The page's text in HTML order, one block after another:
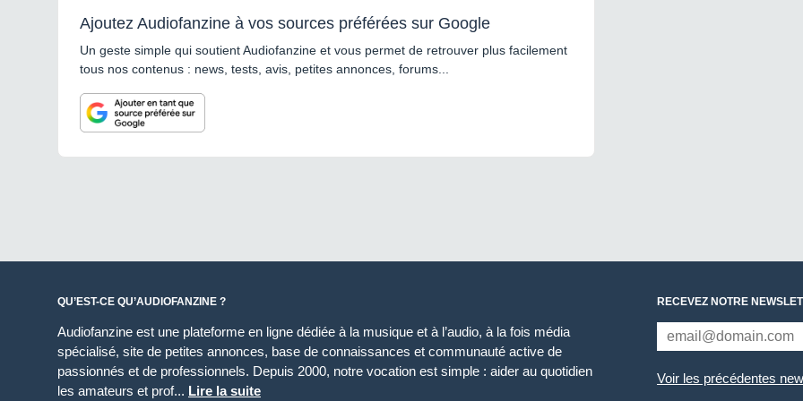
Ajoutez Audiofanzine à vos sources préférées sur Google
Un geste simple qui soutient Audiofanzine et vous permet de retrouver plus facilement
tous nos contenus : news, tests, avis, petites annonces, forums...
QU’EST-CE QU’AUDIOFANZINE ?
Audiofanzine est une plateforme en ligne dédiée à la musique et à l’audio, à la fois média
spécialisé, site de petites annonces, base de connaissances et communauté active de
passionnés et de professionnels. Depuis 2000, notre vocation est simple : aider au quotidien
les amateurs et prof... Lire la suite
RECEVEZ NOTRE
Voir les précédentes